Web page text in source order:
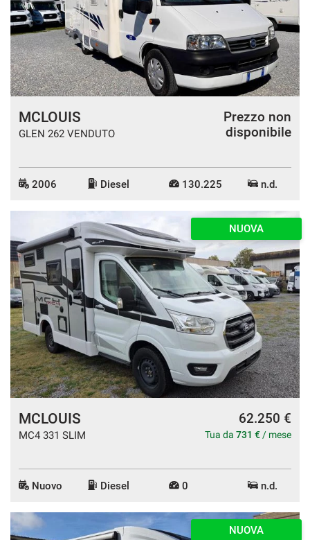
MCLOUIS
GLEN 262 VENDUTO
Prezzo non
disponibile
2006 Diesel 130.225 n.d.
NUOVA
MCLOUIS
MC4 331 SLIM
62.250 €
Tua da 731 € / mese
Nuovo Diesel 0 n.d.
NUOVA